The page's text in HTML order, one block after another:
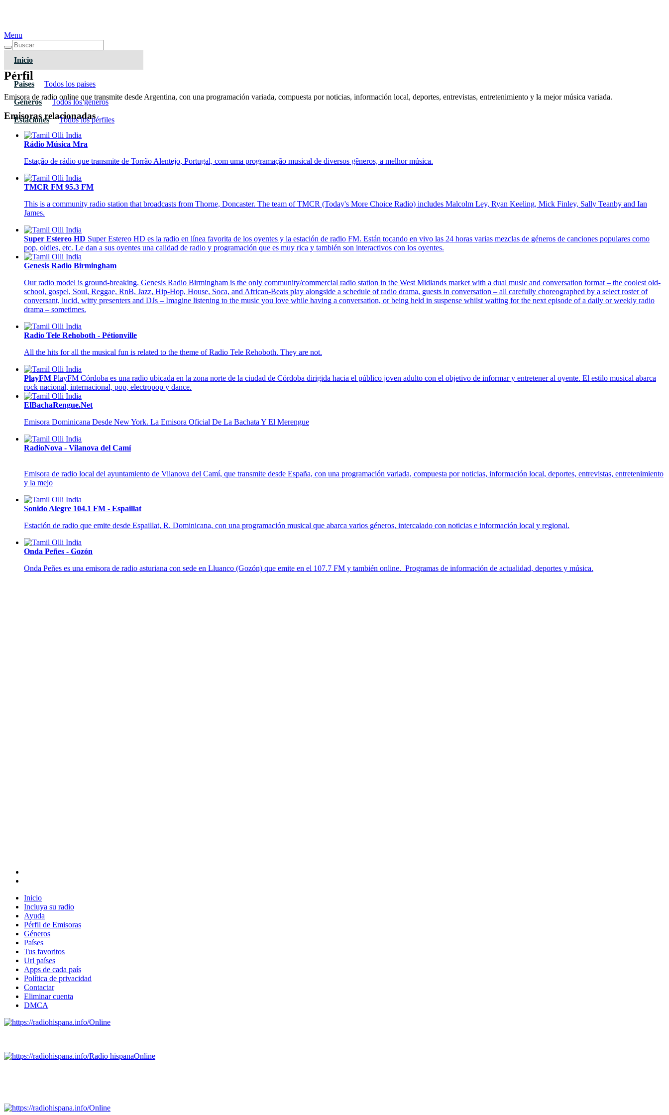
Menu
Inicio
Paises Todos los paises
Géneros Todos los géneros
Estaciones Todos los pérfiles
Pérfil
Emisora de radio online que transmite desde Argentina, con una programación variada, compuesta por noticias, información local, deportes, entrevistas, entretenimiento y la mejor música variada.
Emisoras relacionadas
Rádio Música Mra
Estação de rádio que transmite de Torrão Alentejo, Portugal, com uma programação musical de diversos gêneros, a melhor música.
TMCR FM 95.3 FM
This is a community radio station that broadcasts from Thorne, Doncaster. The team of TMCR (Today's More Choice Radio) includes Malcolm Ley, Ryan Keeling, Mick Finley, Sally Teanby and Ian
James.
Super Estereo HD Super Estereo HD es la radio en línea favorita de los oyentes y la estación de radio FM. Están tocando en vivo las 24 horas varias mezclas de géneros de canciones populares como
pop, oldies, etc. Le dan a sus oyentes una calidad de radio y programación que es muy rica y también son interactivos con los oyentes.
Genesis Radio Birmingham
Our radio model is ground-breaking. Genesis Radio Birmingham is the only community/commercial radio station in the West Midlands market with a dual music and conversation format – the coolest old-
school, gospel, Soul, Reggae, RnB, Jazz, Hip-Hop, House, Soca, and African-Beats play alongside a schedule of radio drama, guests in conversation – all carefully choreographed by a select roster of
conversant, lucid, witty presenters and DJs – Imagine listening to the music you love while having a conversation, or being held in suspense whilst waiting for the next episode of a daily or weekly radio
drama – sometimes.
Radio Tele Rehoboth - Pétionville
All the hits for all the musical fun is related to the theme of Radio Tele Rehoboth. They are not.
PlayFM PlayFM Córdoba es una radio ubicada en la zona norte de la ciudad de Córdoba dirigida hacia el público joven adulto con el objetivo de informar y entretener al oyente. El estilo musical abarca
rock nacional, internacional, pop, electropop y dance.
ElBachaRengue.Net
Emisora Dominicana Desde New York. La Emisora Oficial De La Bachata Y El Merengue
RadioNova - Vilanova del Camí
Emisora de radio local del ayuntamiento de Vilanova del Camí, que transmite desde España, con una programación variada, compuesta por noticias, información local, deportes, entrevistas, entretenimiento
y la mejo
Sonido Alegre 104.1 FM - Espaillat
Estación de radio que emite desde Espaillat, R. Dominicana, con una programación musical que abarca varios géneros, intercalado con noticias e información local y regional.
Onda Peñes - Gozón
Onda Peñes es una emisora de radio asturiana con sede en Lluanco (Gozón) que emite en el 107.7 FM y también online. Programas de información de actualidad, deportes y música.
Inicio
Incluya su radio
Ayuda
Pérfil de Emisoras
Géneros
Países
Tus favoritos
Url países
Apps de cada país
Política de privacidad
Contactar
Eliminar cuenta
DMCA
Online
Radio hispanaOnline
Online